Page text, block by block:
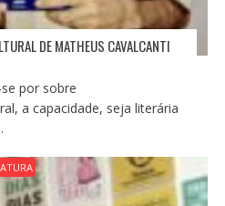
DE MATHEUS CAVALCANTI
por sobre
a capacidade, seja literária